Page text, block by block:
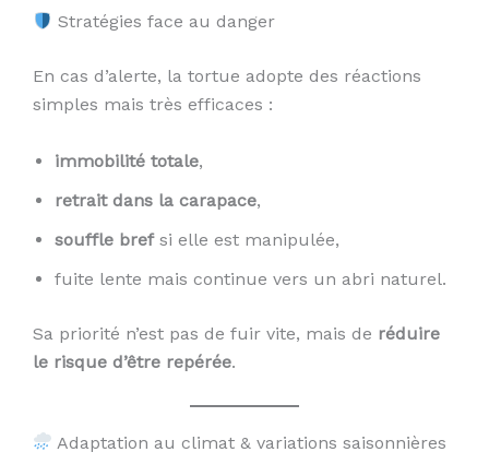
Stratégies face au danger
En cas d’alerte, la tortue adopte des réactions
simples mais très efficaces :
immobilité totale,
retrait dans la carapace,
souffle brefsi elle est manipulée,
fuite lente mais continue vers un abri naturel.
Sa priorité n’est pas de fuir vite, mais de réduire
le risque d’être repérée.
Adaptation au climat & variations saisonnières